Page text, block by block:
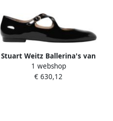
Stuart Weitz Ballerina's van
lakleer
1 webshop
€ 630,12